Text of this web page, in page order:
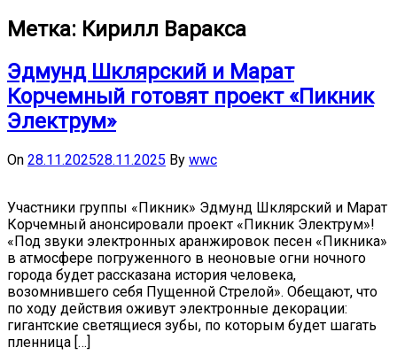
Метка: Кирилл Варакса
Эдмунд Шклярский и Марат
Корчемный готовят проект «Пикник
Электрум»
On 28.11.202528.11.2025 By wwc
Участники группы «Пикник» Эдмунд Шклярский и Марат
Корчемный анонсировали проект «Пикник Электрум»!
«Под звуки электронных аранжировок песен «Пикника»
в атмосфере погруженного в неоновые огни ночного
города будет рассказана история человека,
возомнившего себя Пущенной Стрелой». Обещают, что
по ходу действия оживут электронные декорации:
гигантские светящиеся зубы, по которым будет шагать
пленница […]